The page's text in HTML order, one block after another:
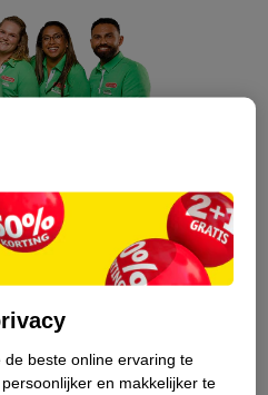
in
hem aan
beste online ervaring te
en makkelijker te